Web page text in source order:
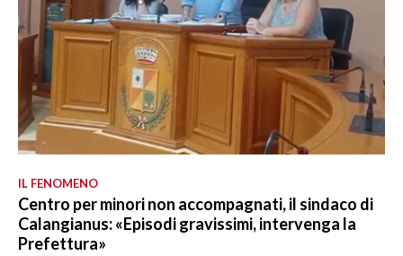
IL FENOMENO
Centro per minori non accompagnati, il sindaco di
Calangianus: «Episodi gravissimi, intervenga la
Prefettura»